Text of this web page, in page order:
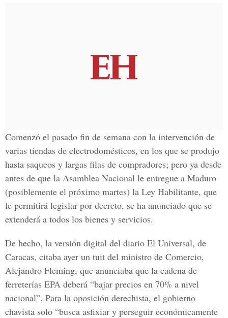
Comenzó el pasado fin de semana con la intervención de
varias tiendas de electrodomésticos, en los que se produjo
hasta saqueos y largas filas de compradores; pero ya desde
antes de que la Asamblea Nacional le entregue a Maduro
(posiblemente el próximo martes) la Ley Habilitante, que
le permitirá legislar por decreto, se ha anunciado que se
extenderá a todos los bienes y servicios.
De hecho, la versión digital del diario El Universal, de
Caracas, citaba ayer un tuit del ministro de Comercio,
Alejandro Fleming, que anunciaba que la cadena de
ferreterías EPA deberá “bajar precios en 70% a nivel
nacional”. Para la oposición derechista, el gobierno
chavista solo “busca asfixiar y perseguir económicamente